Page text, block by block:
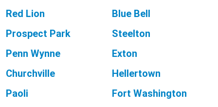
Red Lion
Blue Bell
Prospect Park
Steelton
Penn Wynne
Exton
Churchville
Hellertown
Paoli
Fort Washington